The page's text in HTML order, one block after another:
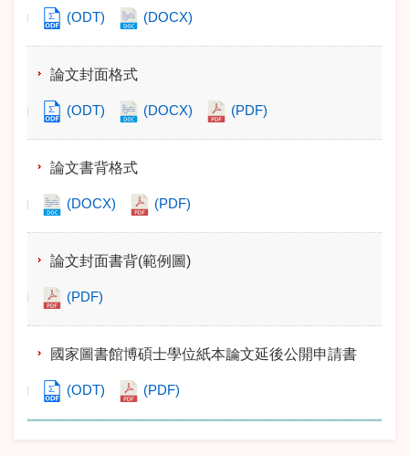
(ODT) (DOCX)
論文封面格式
(ODT) (DOCX) (PDF)
論文書背格式
(DOCX) (PDF)
論文封面書背(範例圖)
(PDF)
國家圖書館博碩士學位紙本論文延後公開申請書
(ODT) (PDF)